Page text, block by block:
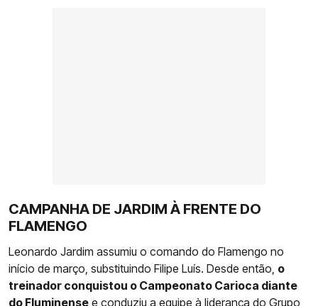
CAMPANHA DE JARDIM À FRENTE DO
FLAMENGO
Leonardo Jardim assumiu o comando do Flamengo no
início de março, substituindo Filipe Luís. Desde então, o
treinador conquistou o Campeonato Carioca diante
do Fluminense e conduziu a equipe à liderança do Grupo